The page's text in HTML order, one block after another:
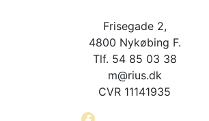
Frisegade 2,
4800 Nykøbing F.
Tlf. 54 85 03 38
m@rius.dk
CVR 11141935